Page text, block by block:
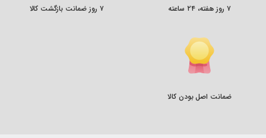
۷ روز هفته، ۲۴ ساعته ۷ روز ضمانت بازگشت کالا
ضمانت اصل بودن کالا